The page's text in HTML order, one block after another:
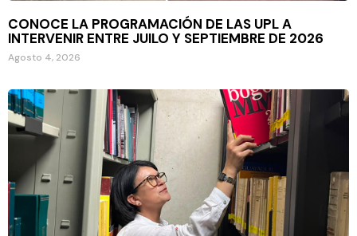
CONOCE LA PROGRAMACIÓN DE LAS UPL A
INTERVENIR ENTRE JUILO Y SEPTIEMBRE DE 2026
Agosto 4, 2026